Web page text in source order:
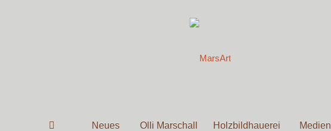
Neues Olli Marschall Holzbildhauerei Medien